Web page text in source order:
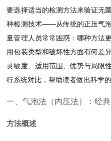
要选择适当的检测方法来验证无
种检测技术——从传统的正压气
量管理人员常常困惑：哪种方法
用包装类型和破坏性方面有何差
灵敏度、适用范围、优势与局限
行系统对比，帮助读者做出科学
一、气泡法（内压法）：经
方法概述